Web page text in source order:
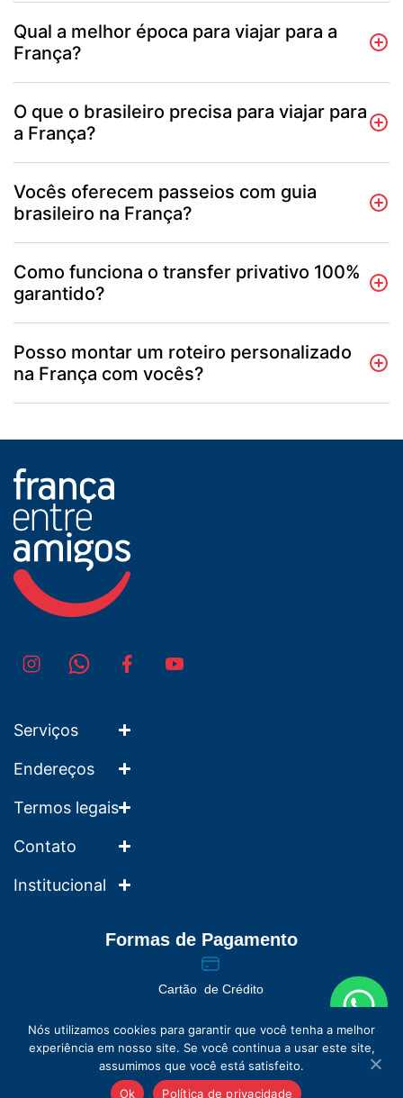
Valores sob consulta
Qual a melhor época para viajar para a
França?
O que o brasileiro precisa para viajar para
a França?
Vocês oferecem passeios com guia
brasileiro na França?
Como funciona o transfer privativo 100%
garantido?
Posso montar um roteiro personalizado
na França com vocês?
Serviços
Endereços
Termos legais
Contato
Institucional
Formas de Pagamento
Cartão de Crédito
© França Entre Amigos | Direitos Reservados
Nós utilizamos cookies para garantir que você tenha a melhor
experiência em nosso site. Se você continua a usar este site,
assumimos que você está satisfeito.
Ok
Política de privacidade